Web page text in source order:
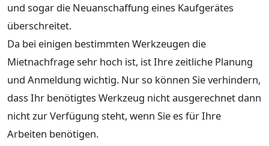
und sogar die Neuanschaffung eines Kaufgerätes
überschreitet.
Da bei einigen bestimmten Werkzeugen die
Mietnachfrage sehr hoch ist, ist Ihre zeitliche Planung
und Anmeldung wichtig. Nur so können Sie verhindern,
dass Ihr benötigtes Werkzeug nicht ausgerechnet dann
nicht zur Verfügung steht, wenn Sie es für Ihre
Arbeiten benötigen.